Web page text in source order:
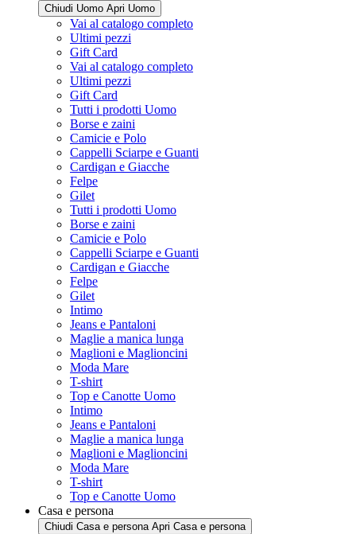
Chiudi Uomo Apri Uomo
Vai al catalogo completo
Ultimi pezzi
Gift Card
Vai al catalogo completo
Ultimi pezzi
Gift Card
Tutti i prodotti Uomo
Borse e zaini
Camicie e Polo
Cappelli Sciarpe e Guanti
Cardigan e Giacche
Felpe
Gilet
Tutti i prodotti Uomo
Borse e zaini
Camicie e Polo
Cappelli Sciarpe e Guanti
Cardigan e Giacche
Felpe
Gilet
Intimo
Jeans e Pantaloni
Maglie a manica lunga
Maglioni e Maglioncini
Moda Mare
T-shirt
Top e Canotte Uomo
Intimo
Jeans e Pantaloni
Maglie a manica lunga
Maglioni e Maglioncini
Moda Mare
T-shirt
Top e Canotte Uomo
Casa e persona
Chiudi Casa e persona Apri Casa e persona